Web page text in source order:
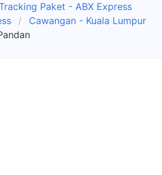
Paket - ABX Express
Cawangan - Kuala Lumpur